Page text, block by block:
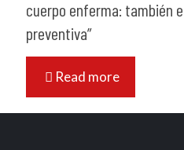
cuerpo enferma: también
preventiva”
Read more